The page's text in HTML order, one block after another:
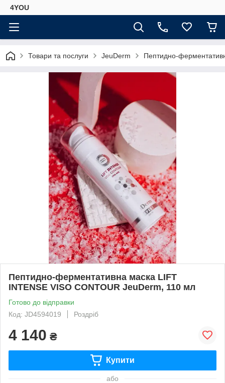
4YOU
Товари та послуги JeuDerm Пептидно-
Пептидно-ферментативна маска LIFT
INTENSE VISO CONTOUR JeuDerm, 110 мл
Готово до відправки
Код: JD4594019
Роздріб
4 140 ₴
Купити
або